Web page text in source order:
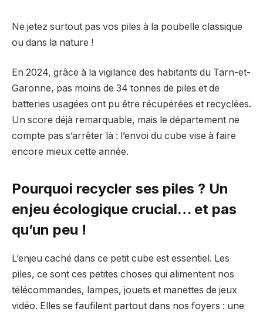
Ne jetez surtout pas vos piles à la poubelle classique
ou dans la nature !
En 2024, grâce à la vigilance des habitants du Tarn-et-
Garonne, pas moins de 34 tonnes de piles et de
batteries usagées ont pu être récupérées et recyclées.
Un score déjà remarquable, mais le département ne
compte pas s’arrêter là : l’envoi du cube vise à faire
encore mieux cette année.
Pourquoi recycler ses piles ? Un
enjeu écologique crucial… et pas
qu’un peu !
L’enjeu caché dans ce petit cube est essentiel. Les
piles, ce sont ces petites choses qui alimentent nos
télécommandes, lampes, jouets et manettes de jeux
vidéo. Elles se faufilent partout dans nos foyers : une